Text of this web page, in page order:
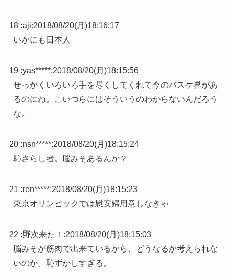
18 :aji:2018/08/20(月)18:16:17
いかにも日本人
19 :yas*****:2018/08/20(月)18:15:56
せっかくいろいろ手を尽くしてくれて今のバスケ界があ
るのにね。こいつらにはそういうのわからないんだろう
な。
20 :nsn*****:2018/08/20(月)18:15:24
恥さらし者。脳みそあるんか？
21 :ren*****:2018/08/20(月)18:15:23
東京オリンピックでは慰安婦用意しなきゃ
22 :野次来た！ :2018/08/20(月)18:15:03
脳みそが筋肉で出来ているから、どうなるか考えられな
いのか。恥ずかしすぎる。